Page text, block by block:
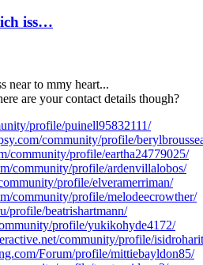
iss…
near to mmy heart...
are your contact details though?
profile/puinell95832111/
community/profile/
community/profile/eartha24779025/
community/profile/ardenvillalobos/
profile/elveramerriman/
community/profile/melodeecrowther/
profile/beatrishartmann/
profile/yukikohyde4172/
community/profile/
Forum/profile/mittiebayldon85/